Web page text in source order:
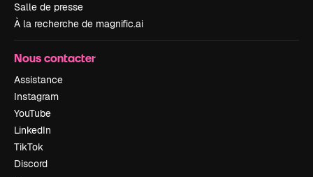
Salle de presse
À la recherche de magnific.ai
Nous contacter
Assistance
Instagram
YouTube
LinkedIn
TikTok
Discord